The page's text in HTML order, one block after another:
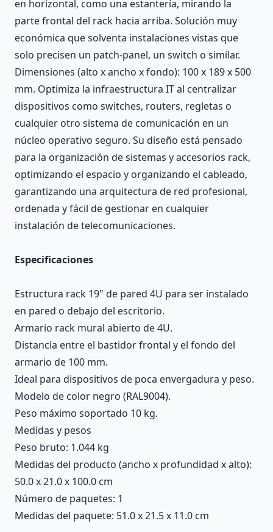
en horizontal, como una estantería, mirando la
parte frontal del rack hacia arriba. Solución muy
económica que solventa instalaciones vistas que
solo precisen un patch-panel, un switch o similar.
Dimensiones (alto x ancho x fondo): 100 x 189 x 500
mm. Optimiza la infraestructura IT al centralizar
dispositivos como switches, routers, regletas o
cualquier otro sistema de comunicación en un
núcleo operativo seguro. Su diseño está pensado
para la organización de sistemas y accesorios rack,
optimizando el espacio y organizando el cableado,
garantizando una arquitectura de red profesional,
ordenada y fácil de gestionar en cualquier
instalación de telecomunicaciones.
Especificaciones
Estructura rack 19" de pared 4U para ser instalado
en pared o debajo del escritorio.
Armario rack mural abierto de 4U.
Distancia entre el bastidor frontal y el fondo del
armario de 100 mm.
Ideal para dispositivos de poca envergadura y peso.
Modelo de color negro (RAL9004).
Peso máximo soportado 10 kg.
Medidas y pesos
Peso bruto: 1.044 kg
Medidas del producto (ancho x profundidad x alto):
50.0 x 21.0 x 100.0 cm
Número de paquetes: 1
Medidas del paquete: 51.0 x 21.5 x 11.0 cm